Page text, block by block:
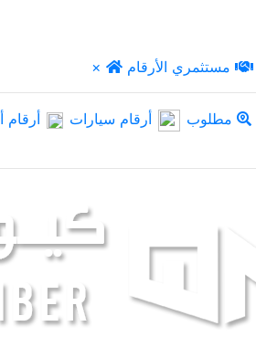
× مستثمري الأرقام
مطلوب أرقام سيارات أرقام